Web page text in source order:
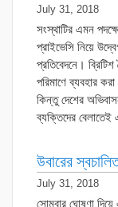
July 31, 2018
সংস্থাটির এমন
প্রাইভেসি নিয়ে
প্রতিবেদনে।
পরিমাণে ব্যবহার
কিন্তু দেশের
ব্যক্তিদের
উবারের
July 31, 2018
সোমবার ঘোষণা